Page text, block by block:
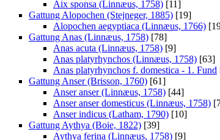
Aix sponsa (Linnæus, 1758) [11]
Gattung Alopochen (Stejneger, 1885) [19]
Alopochen aegyptiaca (Linnæus, 1766)
Gattung Anas (Linnæus, 1758) [78]
Anas acuta (Linnæus, 1758) [9]
Anas platyrhynchos (Linnæus, 1758) [63]
Anas platyrhynchos f. domestica - 1. Fund
Gattung Anser (Brisson, 1760) [61]
Anser anser (Linnæus, 1758) [44]
Anser anser domesticus (Linnæus, 1758)
Anser indicus (Latham, 1790) [10]
Gattung Aythya (Boie, 1822) [39]
Aythya ferina (Linnæus, 1758) [9]